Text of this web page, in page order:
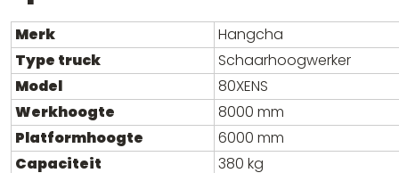
Merk
Hangcha
Type truck
Schaarhoogwerker
Model
80XENS
Werkhoogte
8000 mm
Platformhoogte
6000 mm
Capaciteit
380 kg